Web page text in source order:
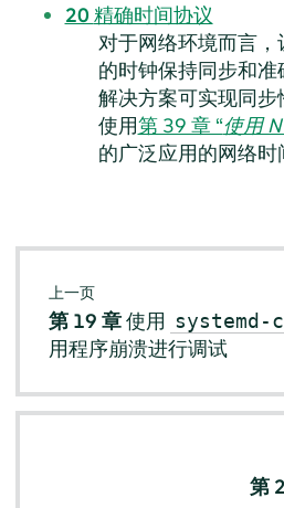
20精确时间协议
对于网络环境而言
的时钟保持同步和
解决方案可实现同步
使用第 39 章 “使用
的广泛应用的网络时
上一页
第 19 章使用 systemd-
用程序崩溃进行调试
第